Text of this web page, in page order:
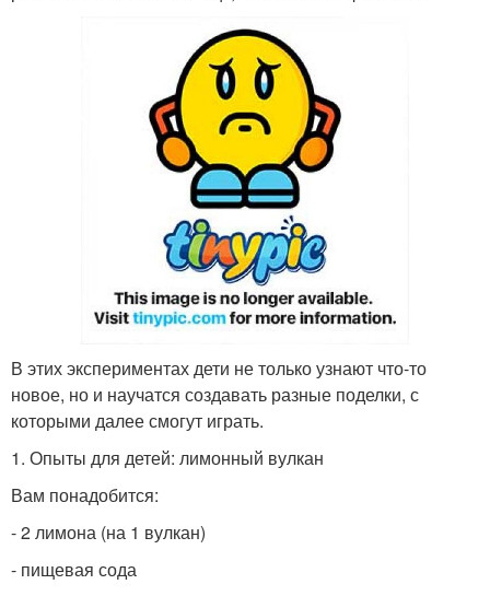
В этих экспериментах дети не только узнают что-то
новое, но и научатся создавать разные поделки, с
которыми далее смогут играть.
1. Опыты для детей: лимонный вулкан
Вам понадобится:
- 2 лимона (на 1 вулкан)
- пищевая сода